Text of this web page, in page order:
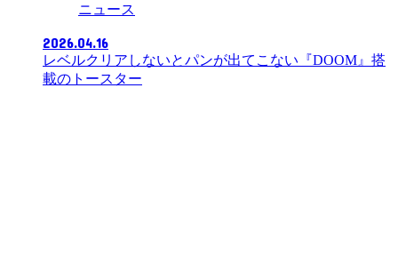
ニュース
2026.04.16
レベルクリアしないとパンが出てこない『DOOM』搭
載のトースター